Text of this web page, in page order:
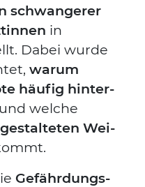
schwan­ge­rer
in
Dabei wur­de
war­um
häu­fig hin­ter­
und wel­che
Wei­
Gefähr­dungs­